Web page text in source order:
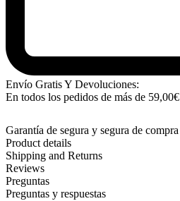
Envío Gratis Y Devoluciones:
En todos los pedidos de más de 59,00€
Garantía de segura y segura de compra
Product details
Shipping and Returns
Reviews
Preguntas
Preguntas y respuestas